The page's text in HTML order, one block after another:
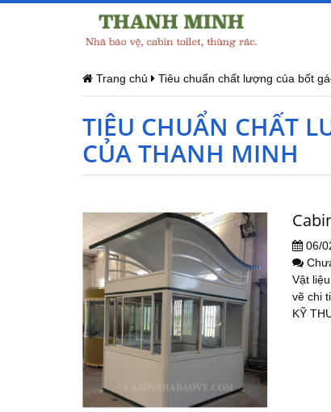
Trang chủ Tiêu chuẩn chất lượng của bốt
TIÊU CHUẨN CHẤT
CỦA THANH MINH
06/
Vật
vẽ chi
KỸ